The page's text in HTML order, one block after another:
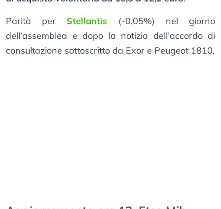
Parità per Stellantis (-0,05%) nel giorno
dell’assemblea e dopo la notizia dell’accordo di
consultazione sottoscritto da Exor e Peugeot 1810,